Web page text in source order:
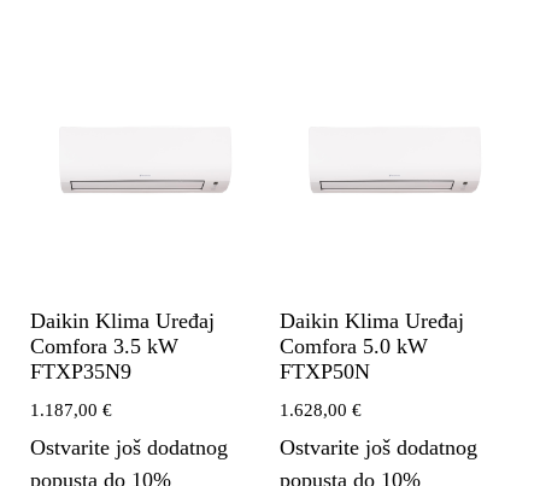
Daikin Klima Uređaj
Comfora 3.5 kW
FTXP35N9
1.187,00 €
Ostvarite još dodatnog
popusta do 10%
Daikin Klima Uređaj
Comfora 5.0 kW
FTXP50N
1.628,00 €
Ostvarite još dodatnog
popusta do 10%